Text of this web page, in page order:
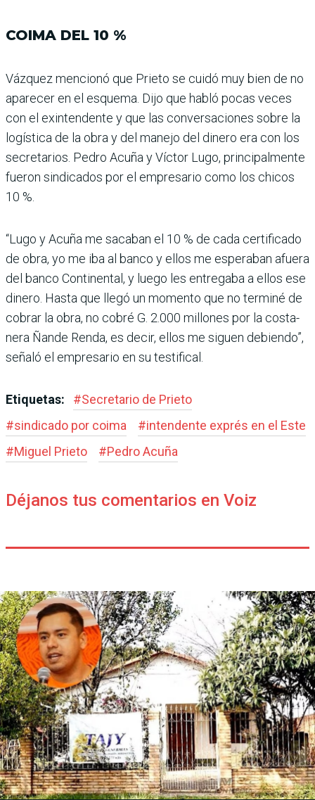
COIMA DEL 10 %
Vázquez mencionó que Prieto se cuidó muy bien de no
apa­recer en el esquema. Dijo que habló pocas veces
con el exin­tendente y que las conversa­ciones sobre la
logística de la obra y del manejo del dinero era con los
secretarios. Pedro Acuña y Víctor Lugo, princi­palmente
fueron sindicados por el empresario como los chicos
10 %.
“Lugo y Acuña me sacaban el 10 % de cada certificado
de obra, yo me iba al banco y ellos me esperaban afuera
del banco Continental, y luego les entregaba a ellos ese
dinero. Hasta que llegó un momento que no terminé de
cobrar la obra, no cobré G. 2.000 millones por la costa­
nera Ñande Renda, es decir, ellos me siguen debiendo”,
señaló el empresario en su testifical.
Etiquetas: #Secretario de Prieto
#sindicado por coima #intendente exprés en el Este
#Miguel Prieto #Pedro Acuña
Déjanos tus comentarios en Voiz